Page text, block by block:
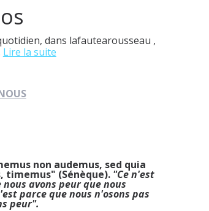
dans lafautearousseau ,
Lire la suite
non audemus, sed quia
timemus" (Sénèque). "Ce n'est
avons peur que nous
parce que nous n'osons pas
peur".